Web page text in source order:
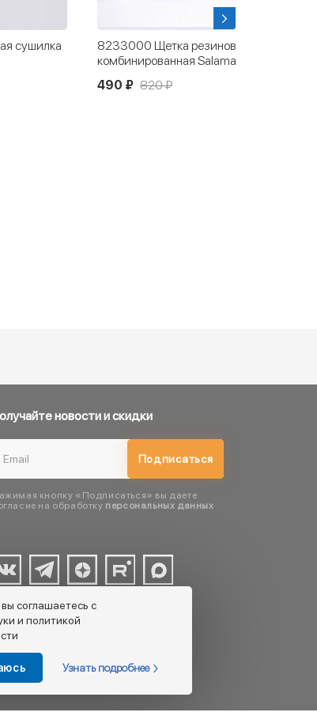
сушилка
8233000 Щетка резиновая
комбинированная Salamander
490 ₽ 820 ₽
новости и скидки
Подписаться
кнопку «Подписаться» вы даете
на обработку персональных данных
соглашаетесь с
и политикой
Узнать подробнее